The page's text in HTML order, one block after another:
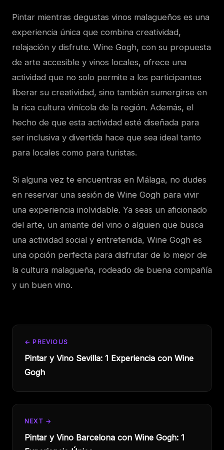
Pintar mientras degustas vinos malagueños es una
experiencia única que combina creatividad,
relajación y disfrute. Wine Gogh, con su propuesta
de arte accesible y vinos locales, ofrece una
actividad que no solo permite a los participantes
liberar su creatividad, sino también sumergirse en
la rica cultura vinícola de la región. Además, el
hecho de que esta actividad esté diseñada para
ser inclusiva y divertida hace que sea ideal tanto
para locales como para turistas.
Si alguna vez te encuentras en Málaga, no dudes
en reservar una sesión de Wine Gogh para vivir
una experiencia inolvidable. Ya seas un aficionado
del arte, un amante del vino o alguien que busca
una actividad social y entretenida, Wine Gogh es
una opción perfecta para disfrutar de lo mejor de
la cultura malagueña, rodeado de buena compañía
y un buen vino.
← PREVIOUS
Pintar y Vino Sevilla: 1 Experiencia con Wine
Gogh
NEXT →
Pintar y Vino Barcelona con Wine Gogh: 1